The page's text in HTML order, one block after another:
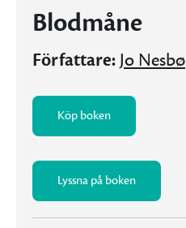
Blodmåne
Författare: Jo Nesbø
Köp boken
Lyssna på boken